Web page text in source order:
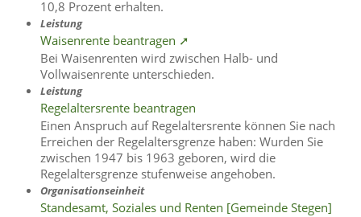
10,8 Prozent erhalten.
Leistung
Waisenrente beantragen ➚
Bei Waisenrenten wird zwischen Halb- und
Vollwaisenrente unterschieden.
Leistung
Regelaltersrente beantragen
Einen Anspruch auf Regelaltersrente können Sie nach
Erreichen der Regelaltersgrenze haben: Wurden Sie
zwischen 1947 bis 1963 geboren, wird die
Regelaltersgrenze stufenweise angehoben.
Organisationseinheit
Standesamt, Soziales und Renten [Gemeinde Stegen]